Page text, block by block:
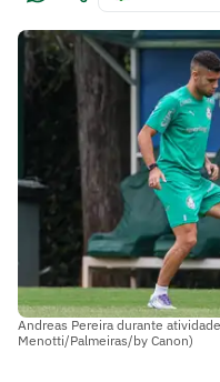
Andreas Pereira durante
Menotti/Palmeiras/by Canon)